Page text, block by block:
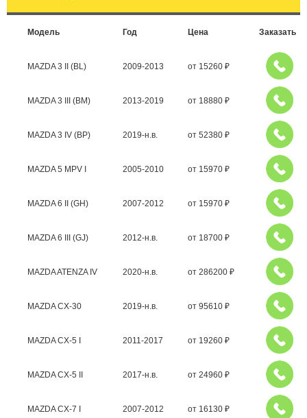
Модель Год Цена Заказать
MAZDA 3 II (BL) 2009-2013 от 15260 ₽
MAZDA 3 III (BM) 2013-2019 от 18880 ₽
MAZDA 3 IV (BP) 2019-н.в. от 52380 ₽
MAZDA 5 MPV I 2005-2010 от 15970 ₽
MAZDA 6 II (GH) 2007-2012 от 15970 ₽
MAZDA 6 III (GJ) 2012-н.в. от 18700 ₽
MAZDA ATENZA IV 2020-н.в. от 286200 ₽
MAZDA CX-30 2019-н.в. от 95610 ₽
MAZDA CX-5 I 2011-2017 от 19260 ₽
MAZDA CX-5 II 2017-н.в. от 24960 ₽
MAZDA CX-7 I 2007-2012 от 16130 ₽